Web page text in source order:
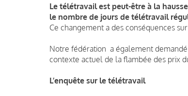
Le télétravail est peut-être à la
le nombre de jours de télétravail
Ce changement a des conséquences
Notre fédération a également
contexte actuel de la flambée des prix
L’enquête sur le télétravail